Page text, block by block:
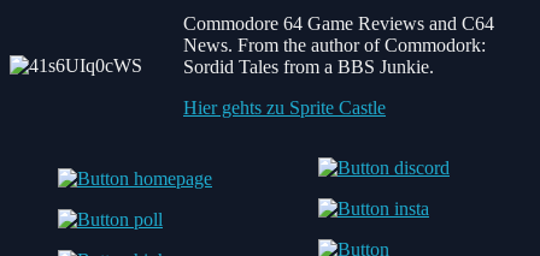
Commodore 64 Game Reviews and C64
News. From the author of Commodork:
Sordid Tales from a BBS Junkie.
Hier gehts zu Sprite Castle